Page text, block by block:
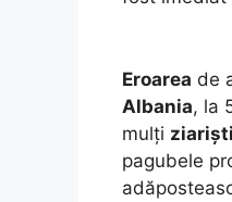
Eroarea de
Albania, la
mulți ziariști
pagubele